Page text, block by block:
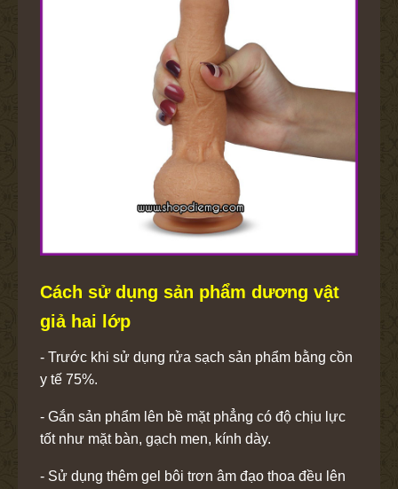
Cách sử dụng sản phẩm dương vật
giả hai lớp
- Trước khi sử dụng rửa sạch sản phẩm bằng cồn
y tế 75%.
- Gắn sản phẩm lên bề mặt phẳng có độ chịu lực
tốt như mặt bàn, gạch men, kính dày.
- Sử dụng thêm gel bôi trơn âm đạo thoa đều lên